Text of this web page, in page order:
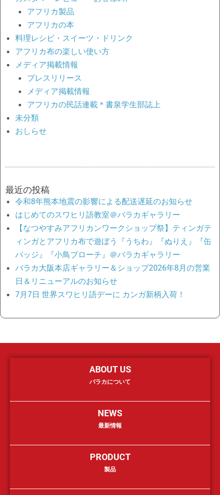
アフリカ製品
アフリカの本
料理レシピ・スイーツ・ドリンク
アフリカ布の楽しい使い方
メディア掲載情報
プレスリリース
メディア掲載情報
アフリカの民話連載＊書泉学生部誌上
未分類
おしらせ
最近の投稿
令和8年熊本地震の影響による配送遅延のお知らせ
はじめてのスワヒリ語教室＠バラカギャラリー
【なつやすみアフリカンワークショップ祭】ティンガテ
ィンガとアフリカ布で遊ぼう『うちわ』『ぬりえ』『缶
バッジ』『小鳥ブローチ』＠バラカギャラリー
バラカ大阪本店ギャラリー＆ショップ2026年8月の営業
日＆リニューアルのお知らせ
7月7日 世界スワヒリ語デーに カンガ新柄入荷！
ABOUT US
バラカについて
NEWS
最新情報
PRODUCT
製品